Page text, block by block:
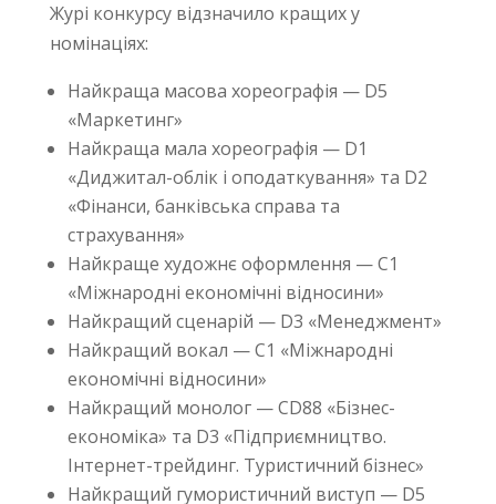
Журі конкурсу відзначило кращих у
номінаціях:
Найкраща масова хореографія — D5
«Маркетинг»
Найкраща мала хореографія — D1
«Диджитал-облік і оподаткування» та D2
«Фінанси, банківська справа та
страхування»
Найкраще художнє оформлення — С1
«Міжнародні економічні відносини»
Найкращий сценарій — D3 «Менеджмент»
Найкращий вокал — С1 «Міжнародні
економічні відносини»
Найкращий монолог — CD88 «Бізнес-
економіка» та D3 «Підприємництво.
Інтернет-трейдинг. Туристичний бізнес»
Найкращий гумористичний виступ — D5